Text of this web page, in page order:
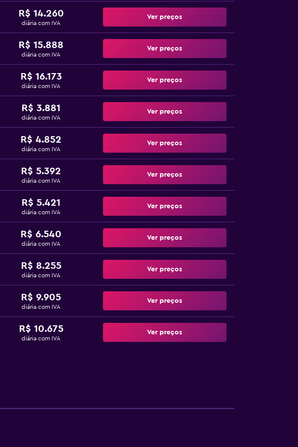
R$ 14.260
diária com IVA
Ver preços
R$ 15.888
diária com IVA
Ver preços
R$ 16.173
diária com IVA
Ver preços
R$ 3.881
diária com IVA
Ver preços
R$ 4.852
diária com IVA
Ver preços
R$ 5.392
diária com IVA
Ver preços
R$ 5.421
diária com IVA
Ver preços
R$ 6.540
diária com IVA
Ver preços
R$ 8.255
diária com IVA
Ver preços
R$ 9.905
diária com IVA
Ver preços
R$ 10.675
diária com IVA
Ver preços